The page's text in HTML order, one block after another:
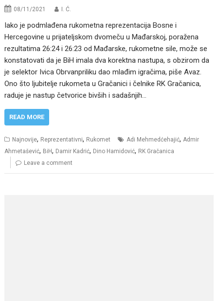
08/11/2021 I. Ć.
Iako je podmlađena rukometna reprezentacija Bosne i
Hercegovine u prijateljskom dvomeču u Mađarskoj, poražena
rezultatima 26:24 i 26:23 od Mađarske, rukometne sile, može se
konstatovati da je BiH imala dva korektna nastupa, s obzirom da
je selektor Ivica Obrvanpriliku dao mlađim igračima, piše Avaz.
Ono što ljubitelje rukometa u Gračanici i čelnike RK Gračanica,
raduje je nastup četvorice bivših i sadašnjih…
READ MORE
Najnovije, Reprezentativni, Rukomet Adi Mehmedćehajić,Admir
Ahmetašević, BiH, Damir Kadrić, Dino Hamidović, RK Gračanica
Leave a comment